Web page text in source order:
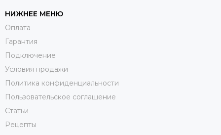
НИЖНЕЕ МЕНЮ
Оплата
Гарантия
Подключение
Условия продажи
Политика конфиденциальности
Пользовательское соглашение
Статьи
Рецепты